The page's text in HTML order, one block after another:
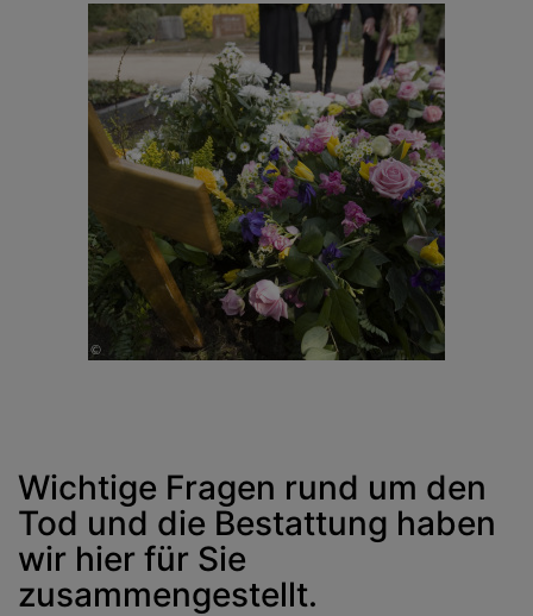
Wichtige Fragen rund um den
Tod und die Bestattung haben
wir hier für Sie
zusammengestellt.